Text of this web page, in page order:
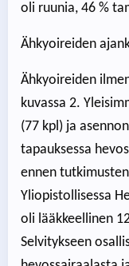
oli ruunia, 46 %
Ähkyoireiden
Ähkyoireiden
kuvassa 2.
(77 kpl) ja
tapauksessa
ennen
Yliopistollisessa
oli lääkkeellinen
Selvitykseen